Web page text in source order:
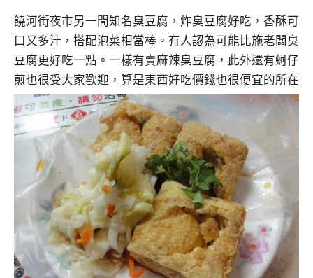
饒河街夜市另一間知名臭豆腐，炸臭豆腐好吃，香酥可
口又多汁，搭配泡菜相當棒。有人認為可能比施老闆臭
豆腐更好吃一點。一樣有賣麻辣臭豆腐，此外還有蚵仔
煎也很受大家歡迎，算是東西好吃價錢也很便宜的所在